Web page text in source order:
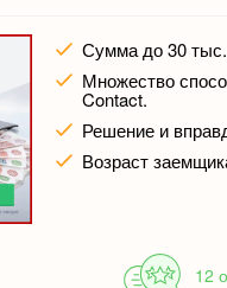
Сумма до 30
Множество
Contact.
Решение и
Возраст
12